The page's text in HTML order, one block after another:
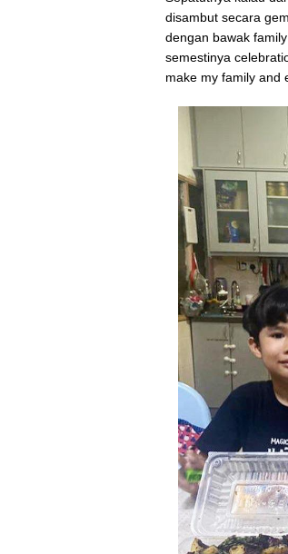
disambut secara
dengan bawak
semestinya
make my family and